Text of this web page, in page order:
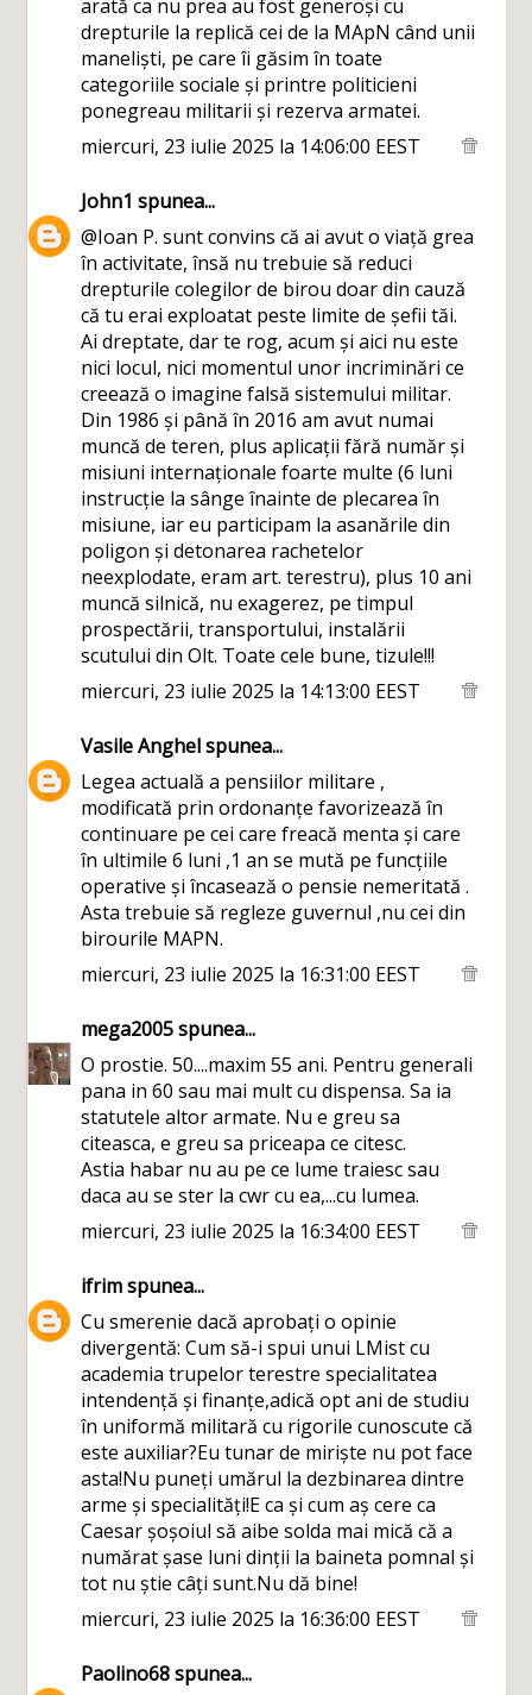
arată ca nu prea au fost generoși cu
drepturile la replică cei de la MApN când unii
maneliști, pe care îi găsim în toate
categoriile sociale și printre politicieni
ponegreau militarii și rezerva armatei.
miercuri, 23 iulie 2025 la 14:06:00 EEST
John1 spunea...
@Ioan P. sunt convins că ai avut o viață grea
în activitate, însă nu trebuie să reduci
drepturile colegilor de birou doar din cauză
că tu erai exploatat peste limite de șefii tăi.
Ai dreptate, dar te rog, acum și aici nu este
nici locul, nici momentul unor incriminări ce
creează o imagine falsă sistemului militar.
Din 1986 și până în 2016 am avut numai
muncă de teren, plus aplicații fără număr și
misiuni internaționale foarte multe (6 luni
instrucție la sânge înainte de plecarea în
misiune, iar eu participam la asanările din
poligon și detonarea rachetelor
neexplodate, eram art. terestru), plus 10 ani
muncă silnică, nu exagerez, pe timpul
prospectării, transportului, instalării
scutului din Olt. Toate cele bune, tizule!!!
miercuri, 23 iulie 2025 la 14:13:00 EEST
Vasile Anghelspunea...
Legea actuală a pensiilor militare ,
modificată prin ordonanțe favorizează în
continuare pe cei care freacă menta și care
în ultimile 6 luni ,1 an se mută pe funcțiile
operative și încasează o pensie nemeritată .
Asta trebuie să regleze guvernul ,nu cei din
birourile MAPN.
miercuri, 23 iulie 2025 la 16:31:00 EEST
mega2005spunea...
O prostie. 50....maxim 55 ani. Pentru generali
pana in 60 sau mai mult cu dispensa. Sa ia
statutele altor armate. Nu e greu sa
citeasca, e greu sa priceapa ce citesc.
Astia habar nu au pe ce lume traiesc sau
daca au se ster la cwr cu ea,...cu lumea.
miercuri, 23 iulie 2025 la 16:34:00 EEST
ifrimspunea...
Cu smerenie dacă aprobați o opinie
divergentă: Cum să-i spui unui LMist cu
academia trupelor terestre specialitatea
intendență și finanțe,adică opt ani de studiu
în uniformă militară cu rigorile cunoscute că
este auxiliar?Eu tunar de miriște nu pot face
asta!Nu puneți umărul la dezbinarea dintre
arme și specialități!E ca și cum aș cere ca
Caesar șoșoiul să aibe solda mai mică că a
numărat șase luni dinții la baineta pomnal și
tot nu știe câți sunt.Nu dă bine!
miercuri, 23 iulie 2025 la 16:36:00 EEST
Paolino68spunea...